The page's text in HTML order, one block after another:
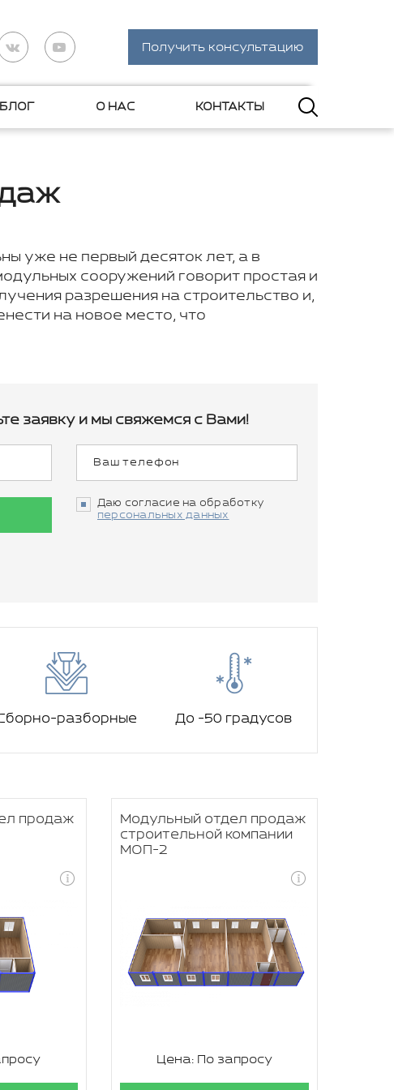
Получить консультацию
БЛОГ О НАС КОНТАКТЫ
уже не первый десяток лет, а в
сооружений говорит простая и
разрешения на строительство и,
на новое место, что
заявку и мы свяжемся с Вами!
Даю согласие на обработку
персональных данных
разборные До -50 градусов
продаж
Модульный отдел продаж
строительной компании
МОП-2
Цена: По запросу